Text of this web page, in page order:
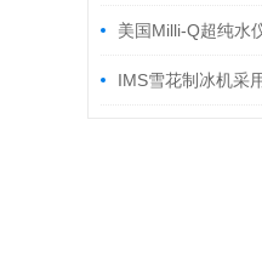
优势和影响
美国Milli-Q超纯水
日常维护
IMS雪花制冰机采